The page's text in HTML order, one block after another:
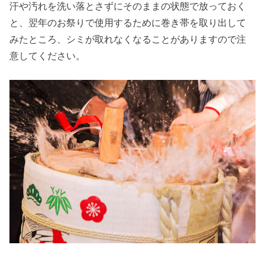
汗や汚れを洗い落とさずにそのままの状態で放っておく
と、翌年のお祭りで使用するために巻き帯を取り出して
みたところ、シミが取れなくなることがありますので注
意してください。